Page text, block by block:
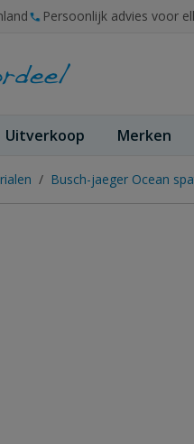
Persoonlijk advies voor
Uitverkoop Merken
/ Busch-jaeger Ocean